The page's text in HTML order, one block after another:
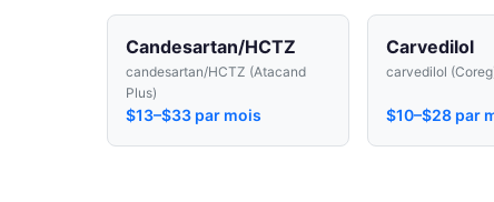
Candesartan/HCTZ
candesartan/HCTZ (Atacand
Plus)
$13–$33 par mois
Carvedilol
carvedilol
$10–$28 par